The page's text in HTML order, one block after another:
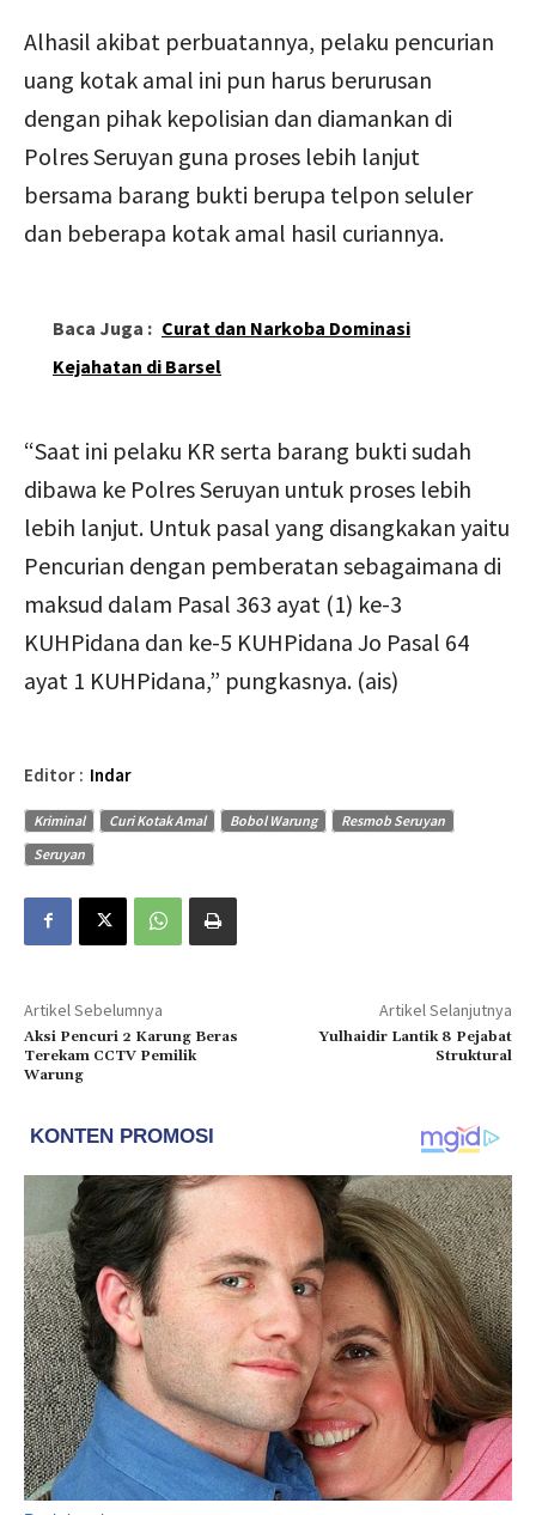
Alhasil akibat perbuatannya, pelaku pencurian
uang kotak amal ini pun harus berurusan
dengan pihak kepolisian dan diamankan di
Polres Seruyan guna proses lebih lanjut
bersama barang bukti berupa telpon seluler
dan beberapa kotak amal hasil curiannya.
Baca Juga : Curat dan Narkoba Dominasi
Kejahatan di Barsel
“Saat ini pelaku KR serta barang bukti sudah
dibawa ke Polres Seruyan untuk proses lebih
lebih lanjut. Untuk pasal yang disangkakan yaitu
Pencurian dengan pemberatan sebagaimana di
maksud dalam Pasal 363 ayat (1) ke-3
KUHPidana dan ke-5 KUHPidana Jo Pasal 64
ayat 1 KUHPidana,” pungkasnya. (ais)
Editor : Indar
Kriminal Curi Kotak Amal Bobol Warung
Resmob Seruyan
Seruyan
Artikel Sebelumnya
Aksi Pencuri 2 Karung Beras
Terekam CCTV Pemilik
Warung
Artikel Selanjutnya
Yulhaidir Lantik 8 Pejabat
Struktural